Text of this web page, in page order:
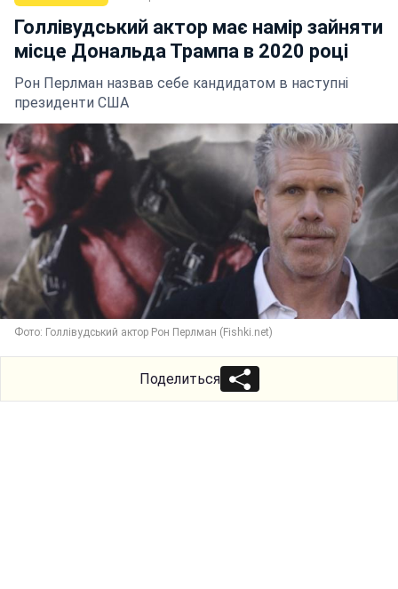
Голлівудський актор має намір зайняти
місце Дональда Трампа в 2020 році
Рон Перлман назвав себе кандидатом в наступні
президенти США
Фото: Голлівудський актор Рон Перлман (Fishki.net)
Поделиться